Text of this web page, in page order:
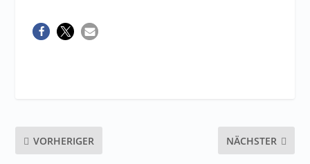
VORHERIGER NÄCHSTER